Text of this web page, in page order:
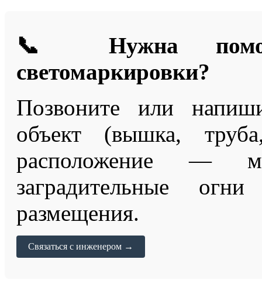
📞 Нужна
светомаркировки?
Позвоните или
объект (вышка,
расположение —
заградительные
размещения.
Связаться с инженером →